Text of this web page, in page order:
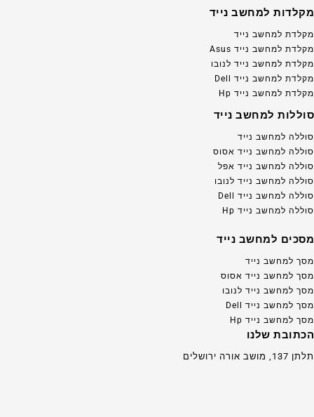
מקלדות למחשב נייד
מקלדת למחשב נייד
מקלדת למחשב נייד Asus
מקלדת למחשב נייד לנובו
מקלדת למחשב נייד Dell
מקלדת למחשב נייד Hp
סוללות למחשב נייד
סוללה למחשב נייד
סוללה למחשב נייד אסוס
סוללה למחשב נייד אפל
סוללה למחשב נייד לנובו
סוללה למחשב נייד Dell
סוללה למחשב נייד Hp
מסכים למחשב נייד
מסך למחשב נייד
מסך למחשב נייד אסוס
מסך למחשב נייד לנובו
מסך למחשב נייד Dell
מסך למחשב נייד Hp
הכתובת שלנו
תלתן 137, מושב אורה ירושלים